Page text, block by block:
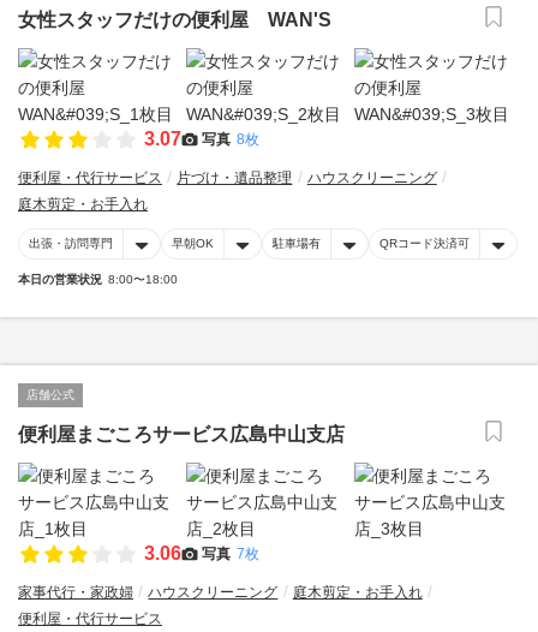
女性スタッフだけの便利屋 WAN'S
3.07 写真 8枚
便利屋・代行サービス 片づけ・遺品整理
ハウスクリーニング
庭木剪定・お手入れ
出張・訪問専門 早朝OK 駐車場有 QRコード決済可
本日の営業状況 8:00〜18:00
店舗公式
便利屋まごころサービス広島中山支店
3.06 写真 7枚
家事代行・家政婦 ハウスクリーニング
庭木剪定・お手入れ
便利屋・代行サービス